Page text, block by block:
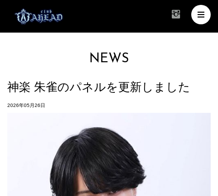
NEWS
神楽 朱雀のパネルを更新しました
2026年05月26日